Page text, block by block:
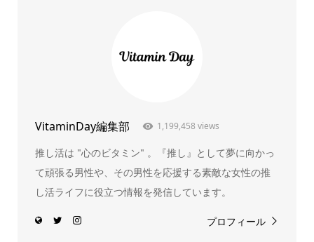
VitaminDay編集部 1,199,458 views
推し活は "心のビタミン" 。『推し』として夢に向かっ
て頑張る男性や、その男性を応援する素敵な女性の推
し活ライフに役立つ情報を発信しています。
プロフィール